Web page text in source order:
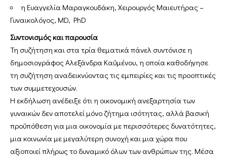
η Ευαγγελία Μαραγκουδάκη, Χειρουργός Μαιευτήρας –
Γυναικολόγος, MD, PhD
Συντονισμός και παρουσία
Τη συζήτηση και στα τρία θεματικά πάνελ συντόνισε η
δημοσιογράφος Αλεξάνδρα Καϋμένου, η οποία καθοδήγησε
τη συζήτηση αναδεικνύοντας τις εμπειρίες και τις προοπτικές
των συμμετεχουσών.
Η εκδήλωση ανέδειξε ότι η οικονομική ανεξαρτησία των
γυναικών δεν αποτελεί μόνο ζήτημα ισότητας, αλλά βασική
προϋπόθεση για μια οικονομία με περισσότερες δυνατότητες,
μια κοινωνία με μεγαλύτερη συνοχή και μια χώρα που
αξιοποιεί πλήρως το δυναμικό όλων των ανθρώπων της. Μέσα